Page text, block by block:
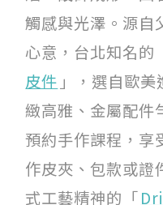
觸感與光澤。源自
心意，台北知名的
皮件 」，選自歐
緻高雅、金屬配件
預約手作課程，享
作皮夾、包款或證
式工藝精神的「